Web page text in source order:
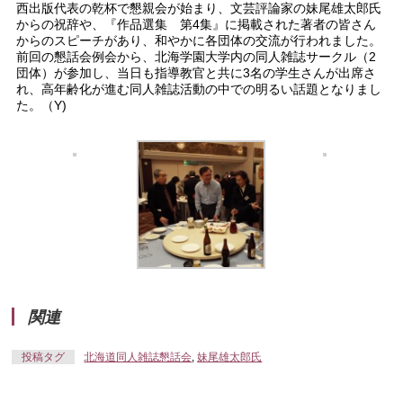
西出版代表の乾杯で懇親会が始まり、文芸評論家の妹尾雄太郎氏
からの祝辞や、『作品選集 第4集』に掲載された著者の皆さん
からのスピーチがあり、和やかに各団体の交流が行われました。
前回の懇話会例会から、北海学園大学内の同人雑誌サークル（2
団体）が参加し、当日も指導教官と共に3名の学生さんが出席さ
れ、高年齢化が進む同人雑誌活動の中での明るい話題となりまし
た。（Y)
関連
投稿タグ 北海道同人雑誌懇話会,妹尾雄太郎氏